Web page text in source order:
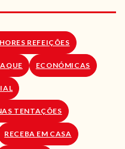
REFEIÇÕES
ECONÓMICAS
TENTAÇÕES
RECEBA EM CASA